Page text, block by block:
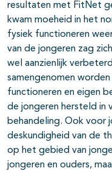
resultaten met FitNet
kwam moeheid in het
fysiek functioneren
van de jongeren zag
wel aanzienlijk
samengenomen
functioneren en eigen
de jongeren hersteld in
behandeling. Ook voor
deskundigheid van de
op het gebied van
jongeren en ouders,